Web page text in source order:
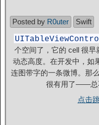
Posted by R0uter Swift
个空间了，它的 cell 很
动态高度。在开发中，
连图带字的一条微博。那
很有用了——总
点击